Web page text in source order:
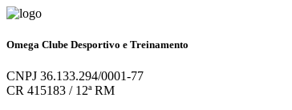
Omega Clube Desportivo e Treinamento
CNPJ 36.133.294/0001-77
CR 415183 / 12ª RM